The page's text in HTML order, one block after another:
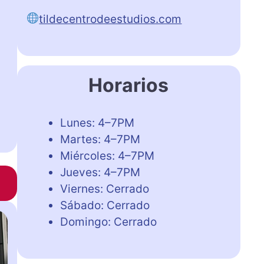
tildecentrodeestudios.com
Horarios
Lunes: 4–7PM
Martes: 4–7PM
Miércoles: 4–7PM
Jueves: 4–7PM
Viernes: Cerrado
Sábado: Cerrado
Domingo: Cerrado